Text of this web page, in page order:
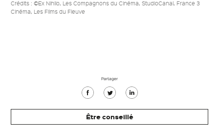
Crédits : ©Ex Nihilo, Les Compagnons du Cinéma, StudioCanal, France 3
Cinéma, Les Films du Fleuve
Partager
Partager
sur
Facebook
Partager
sur
Twitter
sur
Linkedin
Être conseillé